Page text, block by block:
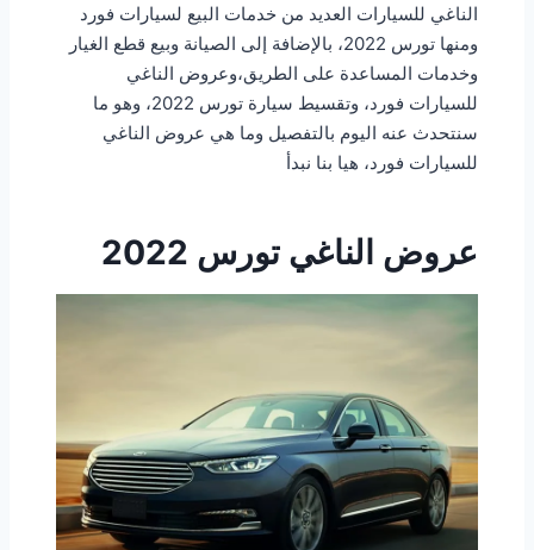
الناغي للسيارات العديد من خدمات البيع لسيارات فورد
ومنها تورس 2022، بالإضافة إلى الصيانة وبيع قطع الغيار
وخدمات المساعدة على الطريق،وعروض الناغي
للسيارات فورد، وتقسيط سيارة تورس 2022، وهو ما
سنتحدث عنه اليوم بالتفصيل وما هي عروض الناغي
للسيارات فورد، هيا بنا نبدأ
عروض الناغي تورس 2022